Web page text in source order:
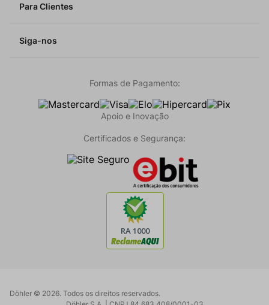
Para Clientes
Siga-nos
Formas de Pagamento:
Apoio e Inovação
Certificados e Segurança:
Döhler © 2026. Todos os direitos reservados.